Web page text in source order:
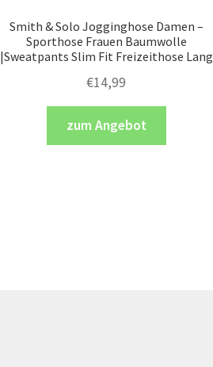
Smith & Solo Jogginghose Damen –
Sporthose Frauen Baumwolle
|Sweatpants Slim Fit Freizeithose Lang
€14,99
zum Angebot